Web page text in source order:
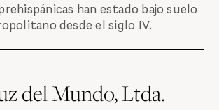
han estado bajo suelo
desde el siglo IV.
del Mundo, Ltda.